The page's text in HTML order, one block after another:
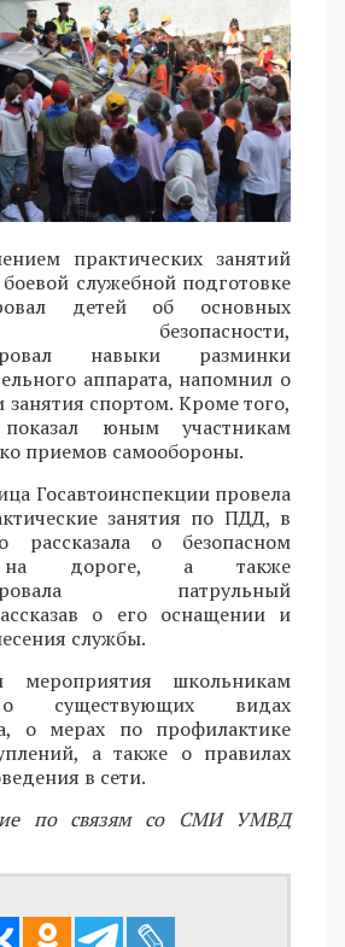
практических занятий
служебной подготовке
детей об основных
безопасности,
навыки разминки
аппарата, напомнил о
занятия спортом. Кроме того,
показал юным участникам
приемов самообороны.
Госавтоинспекции провела
занятия по ПДД, в
рассказала о безопасном
на дороге, а также
патрульный
о его оснащении и
службы.
мероприятия школьникам
о существующих видах
о мерах по профилактике
а также о правилах
в сети.
по связям со СМИ УМВД